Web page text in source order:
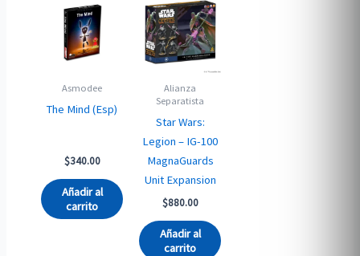
Asmodee
The Mind (Esp)
$340.00
Añadir al
carrito
Alianza
Separatista
Star Wars:
Legion – IG-100
MagnaGuards
Unit Expansion
$880.00
Añadir al
carrito